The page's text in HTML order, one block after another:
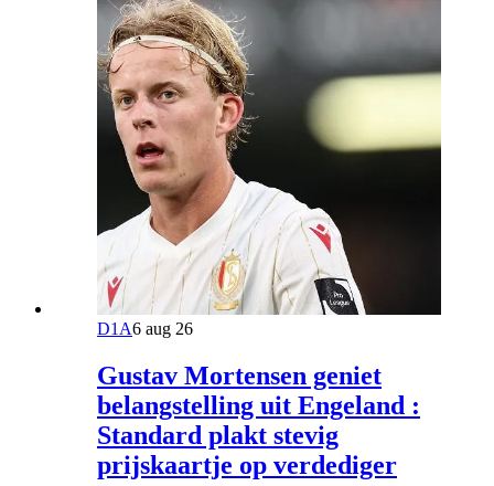
D1A6 aug 26
Gustav Mortensen geniet
belangstelling uit Engeland :
Standard plakt stevig
prijskaartje op verdediger